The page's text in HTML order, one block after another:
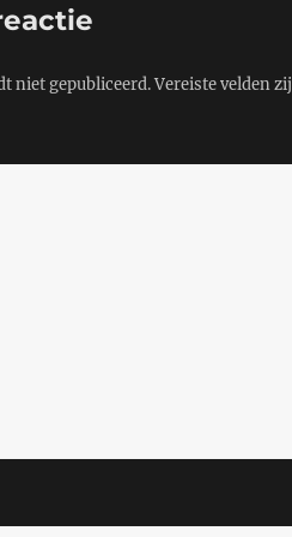
niet gepubliceerd.Vereiste velden